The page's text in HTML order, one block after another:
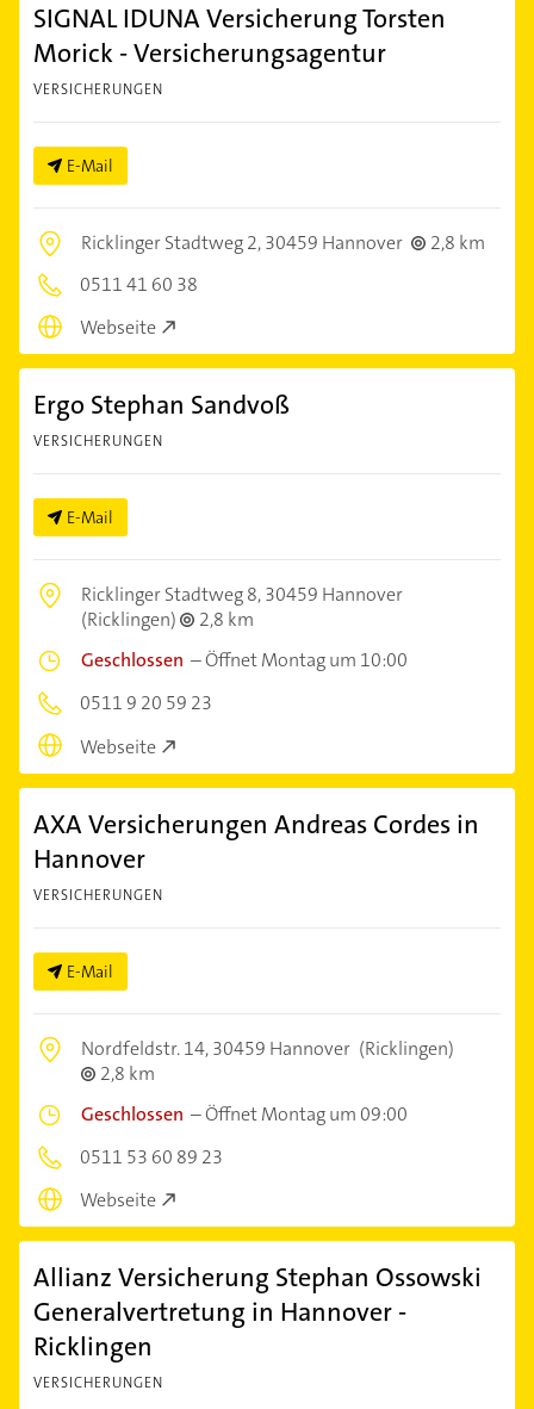
SIGNAL IDUNA Versicherung Torsten
Morick - Versicherungsagentur
VERSICHERUNGEN
E-Mail
Ricklinger Stadtweg 2,30459 Hannover
2,8 km
0511 41 60 38
Webseite
Ergo Stephan Sandvoß
VERSICHERUNGEN
E-Mail
Ricklinger Stadtweg 8,30459 Hannover
(Ricklingen)
2,8 km
Geschlossen –Öffnet Montag um 10:00
0511 9 20 59 23
Webseite
AXA Versicherungen Andreas Cordes in
Hannover
VERSICHERUNGEN
E-Mail
Nordfeldstr. 14,30459 Hannover (Ricklingen)
2,8 km
Geschlossen –Öffnet Montag um 09:00
0511 53 60 89 23
Webseite
Allianz Versicherung Stephan Ossowski
Generalvertretung in Hannover -
Ricklingen
VERSICHERUNGEN